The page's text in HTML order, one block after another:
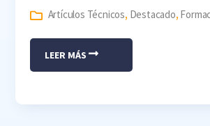
Artículos Técnicos, Destacado,
LEER MÁS